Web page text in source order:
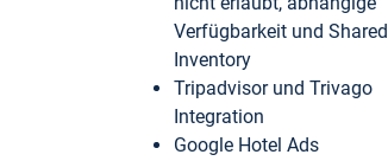
Verfügbarkeit und Shared
Inventory
Tripadvisor und Trivago
Integration
Google Hotel Ads